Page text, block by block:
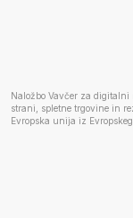
Naložbo Vavčer za
strani, spletne trgovine in
Evropska unija iz